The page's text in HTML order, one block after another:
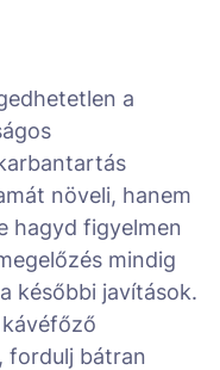
a
növeli, hanem
hagyd figyelmen
mindig
későbbi javítások.
fordulj bátran